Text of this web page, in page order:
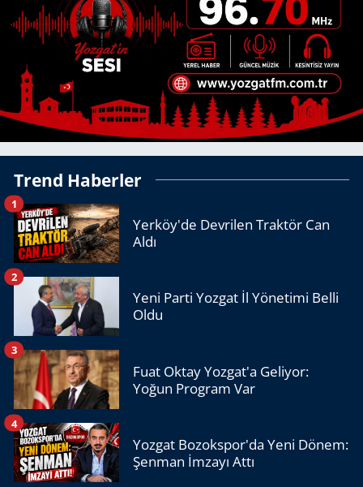
Trend Haberler
Yerköy'de Devrilen Traktör Can
Aldı
1
Yeni Parti Yozgat İl Yönetimi Belli
Oldu
2
Fuat Oktay Yozgat'a Geliyor:
Yoğun Program Var
3
Yozgat Bozokspor'da Yeni Dönem:
Şenman İmzayı Attı
4